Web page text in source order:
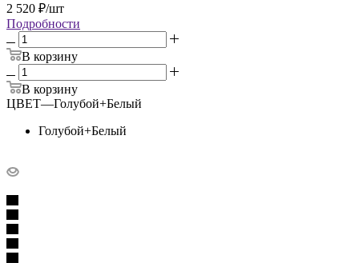
2 520 ₽/шт
Подробности
В корзину
В корзину
ЦВЕТ—Голубой+Белый
Голубой+Белый